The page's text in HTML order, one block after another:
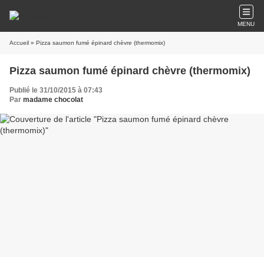
MENU
Accueil » Pizza saumon fumé épinard chèvre (thermomix)
Pizza saumon fumé épinard chèvre (thermomix)
Publié le 31/10/2015 à 07:43
Par madame chocolat